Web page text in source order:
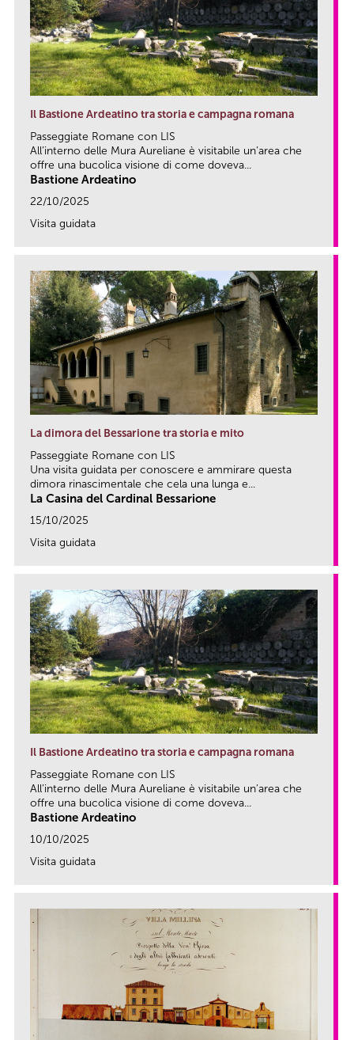
Il Bastione Ardeatino tra storia e campagna romana
Passeggiate Romane con LIS
All’interno delle Mura Aureliane è visitabile un’area che
offre una bucolica visione di come doveva...
Bastione Ardeatino
22/10/2025
Visita guidata
La dimora del Bessarione tra storia e mito
Passeggiate Romane con LIS
Una visita guidata per conoscere e ammirare questa
dimora rinascimentale che cela una lunga e...
La Casina del Cardinal Bessarione
15/10/2025
Visita guidata
Il Bastione Ardeatino tra storia e campagna romana
Passeggiate Romane con LIS
All’interno delle Mura Aureliane è visitabile un’area che
offre una bucolica visione di come doveva...
Bastione Ardeatino
10/10/2025
Visita guidata